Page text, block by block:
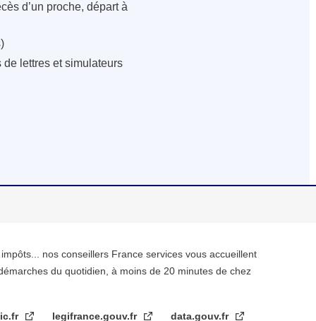
d’un proche, départ à
lettres et simulateurs
nos conseillers France services vous accueillent
du quotidien, à moins de 20 minutes de chez
legifrance.gouv.fr data.gouv.fr